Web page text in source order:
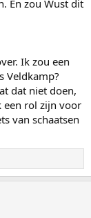
En zou Wust dit
Ik zou een
Veldkamp?
dat niet doen,
een rol zijn voor
van schaatsen